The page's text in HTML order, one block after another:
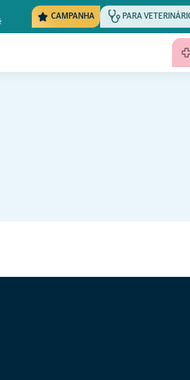
CAMPANHA PARA